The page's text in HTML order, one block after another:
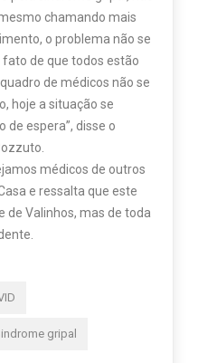
chamando mais
o problema não se
de que todos estão
de médicos não se
hoje a situação se
de espera”, disse o
médicos de outros
e ressalta que este
de Valinhos, mas de toda
gripal